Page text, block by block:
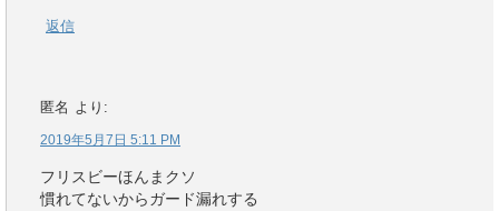
返信
匿名 より:
2019年5月7日 5:11 PM
フリスビーほんまクソ
慣れてないからガード漏れする